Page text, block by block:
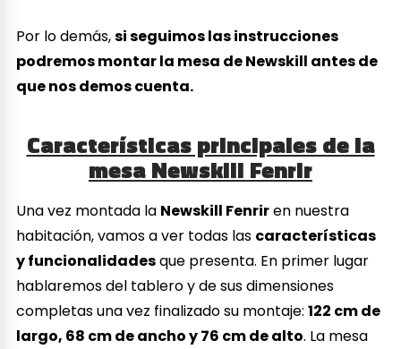
Por lo demás,si seguimos las instrucciones
podremos montar la mesa de Newskill antes de
que nos demos cuenta.
Características principales de la
mesa Newskill Fenrir
Una vez montada la Newskill Fenriren nuestra
habitación, vamos a ver todas las características
y funcionalidadesque presenta. En primer lugar
hablaremos del tablero y de sus dimensiones
completas una vez finalizado su montaje:122 cm de
largo, 68 cm de ancho y 76 cm de alto. La mesa